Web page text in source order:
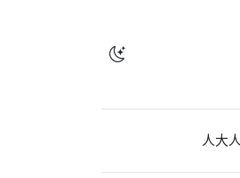
人大人